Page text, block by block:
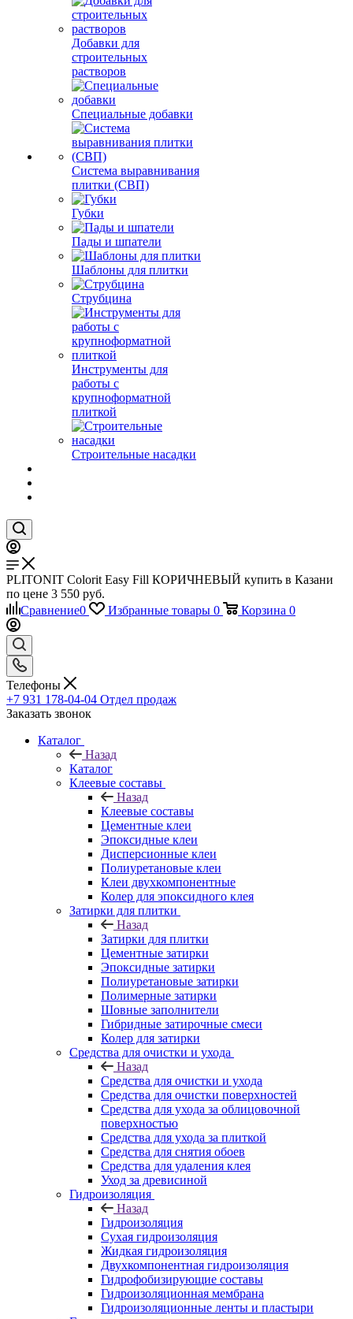
Добавки для
строительных
растворов
Специальные добавки
Система выравнивания
плитки (СВП)
Губки
Пады и шпатели
Шаблоны для плитки
Струбцина
Инструменты для
работы с
крупноформатной
плиткой
Строительные насадки
PLITONIT Colorit Easy Fill КОРИЧНЕВЫЙ купить в Казани
по цене 3 550 руб.
Сравнение0 Избранные товары 0 Корзина 0
Телефоны
+7 931 178-04-04 Отдел продаж
Заказать звонок
Каталог
Назад
Каталог
Клеевые составы
Назад
Клеевые составы
Цементные клеи
Эпоксидные клеи
Дисперсионные клеи
Полиуретановые клеи
Клеи двухкомпонентные
Колер для эпоксидного клея
Затирки для плитки
Назад
Затирки для плитки
Цементные затирки
Эпоксидные затирки
Полиуретановые затирки
Полимерные затирки
Шовные заполнители
Гибридные затирочные смеси
Колер для затирки
Средства для очистки и ухода
Назад
Средства для очистки и ухода
Средства для очистки поверхностей
Средства для ухода за облицовочной
поверхностью
Средства для ухода за плиткой
Средства для снятия обоев
Средства для удаления клея
Уход за древисиной
Гидроизоляция
Назад
Гидроизоляция
Сухая гидроизоляция
Жидкая гидроизоляция
Двухкомпонентная гидроизоляция
Гидрофобизирующие составы
Гидроизоляционная мембрана
Гидроизоляционные ленты и пластыри